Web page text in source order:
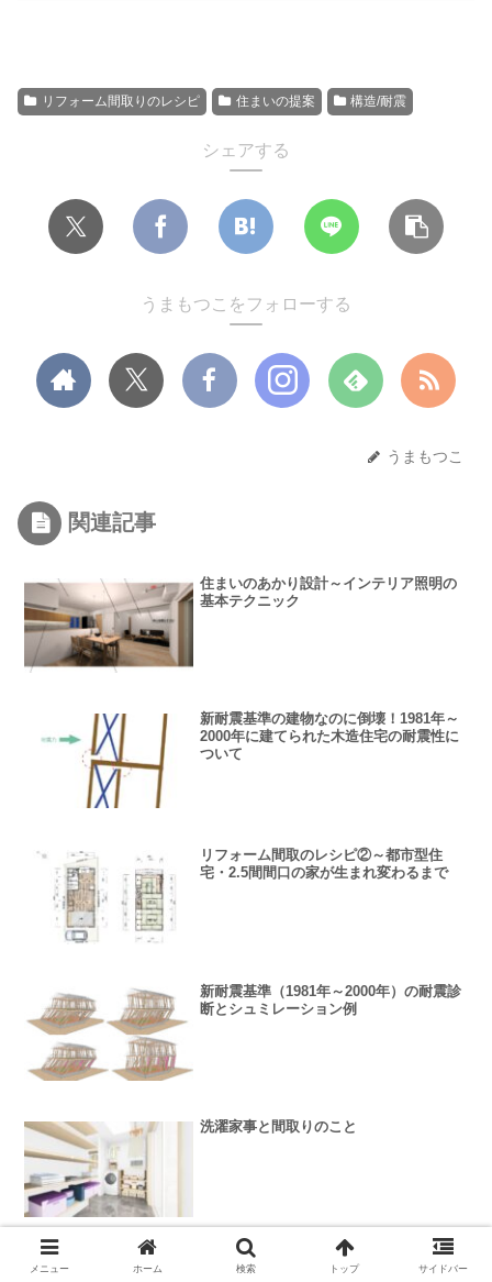
リフォーム間取りのレシピ 住まいの提案 構造/耐震
シェアする
うまもつこをフォローする
うまもつこ
関連記事
住まいのあかり設計～インテリア照明の
基本テクニック
新耐震基準の建物なのに倒壊！1981年～
2000年に建てられた木造住宅の耐震性に
ついて
リフォーム間取のレシピ②～都市型住
宅・2.5間間口の家が生まれ変わるまで
新耐震基準（1981年～2000年）の耐震診
断とシュミレーション例
洗濯家事と間取りのこと
リノベーション現場リアルレポート①～
メニュー ホーム 検索 トップ サイドバー